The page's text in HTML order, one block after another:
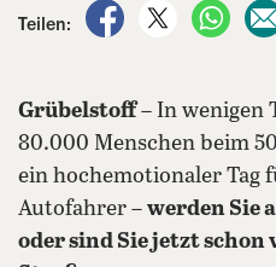
Teilen:
auf Facebook
auf X teilen
per
Grübelstoff– In wenigen
80.000 Menschen beim
ein hochemotionaler Tag
Autofahrer – werden Sie
oder sind Sie jetzt schon